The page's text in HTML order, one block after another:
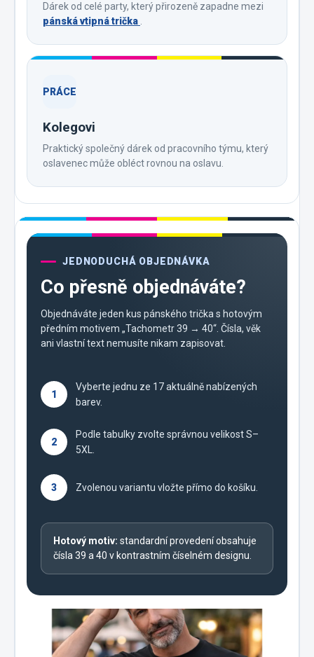
Dárek od celé party, který přirozeně zapadne mezi
pánská vtipná trička .
PRÁCE
Kolegovi
Praktický společný dárek od pracovního týmu, který
oslavenec může obléct rovnou na oslavu.
JEDNODUCHÁ OBJEDNÁVKA
Co přesně objednáváte?
Objednáváte jeden kus pánského trička s hotovým
předním motivem „Tachometr 39 → 40“. Čísla, věk
ani vlastní text nemusíte nikam zapisovat.
1
Vyberte jednu ze 17 aktuálně nabízených
barev.
2
Podle tabulky zvolte správnou velikost S–
5XL.
3 Zvolenou variantu vložte přímo do košíku.
Hotový motiv: standardní provedení obsahuje
čísla 39 a 40 v kontrastním číselném designu.